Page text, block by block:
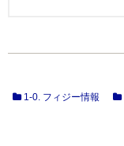
1-0. フィジー情報